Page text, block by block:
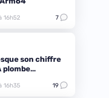
16h52 7
son chiffre
plombe
16h35 19